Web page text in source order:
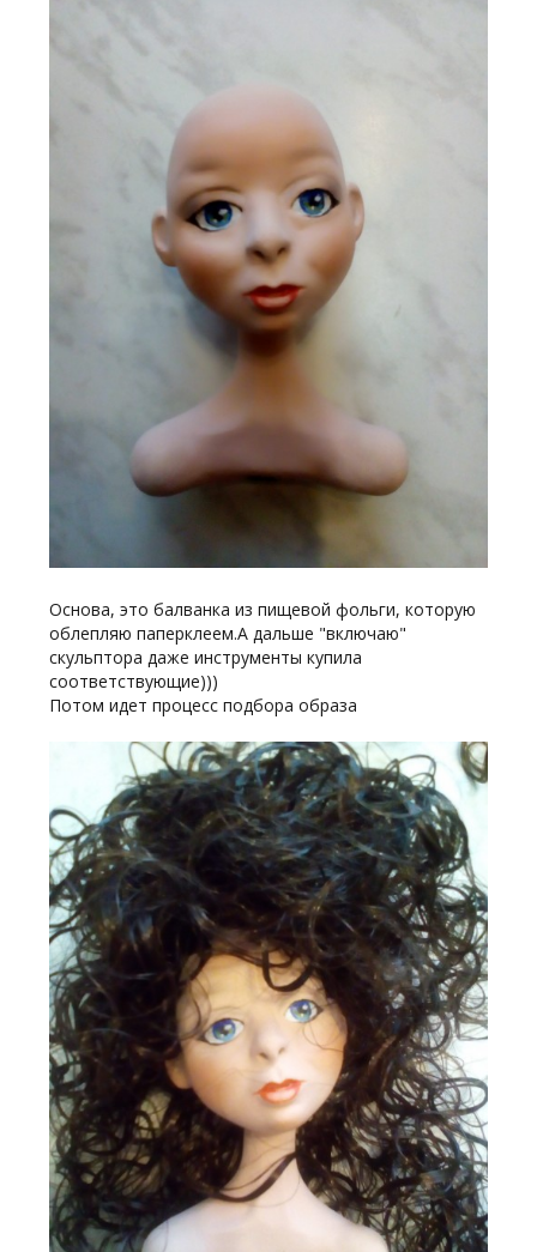
Основа, это балванка из пищевой фольги, которую
облепляю паперклеем.А дальше "включаю"
скульптора даже инструменты купила
соответствующие)))
Потом идет процесс подбора образа